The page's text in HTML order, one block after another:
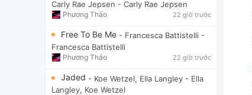
Carly Rae Jepsen - Carly Rae Jepsen
Phương Thảo 22 giờ trước
Free To Be Me - Francesca Battistelli -
Francesca Battistelli
Phương Thảo 22 giờ trước
Jaded - Koe Wetzel, Ella Langley - Ella
Langley, Koe Wetzel